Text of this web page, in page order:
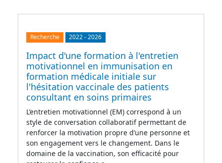
Recherche 2022-2026
Impact d'une formation à l'entretien
motivationnel en immunisation en
formation médicale initiale sur
l'hésitation vaccinale des patients
consultant en soins primaires
L’entretien motivationnel (EM) correspond à un
style de conversation collaboratif permettant de
renforcer la motivation propre d’une personne et
son engagement vers le changement. Dans le
domaine de la vaccination, son efficacité pour